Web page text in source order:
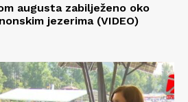
augusta zabilježeno oko
jezerima (VIDEO)